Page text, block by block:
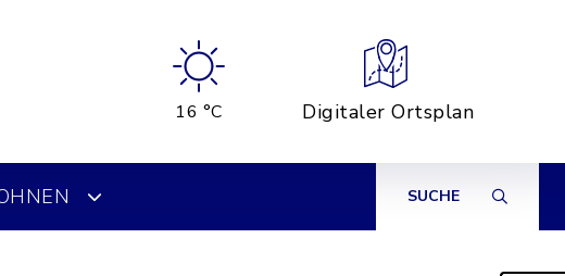
16 °C Digitaler Ortsplan
SUCHE